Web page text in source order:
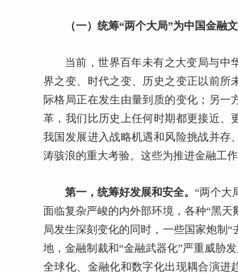
（一）统筹“两个大局”为中国金融
当前，世界百年未有之大变局与中
界之变、时代之变、历史之变正以前所
际格局正在发生由量到质的变化；另
革，我们比历史上任何时期都更接近、
我国发展进入战略机遇和风险挑战并存
涛骇浪的重大考验。这些为推进金融工
第一，统筹好发展和安全。 “两个大
面临复杂严峻的内外部环境，各种“黑
局发生深刻变化的同时，一些国家炮制
地，金融制裁和“金融武器化”严重威胁
全球化、金融化和数字化出现耦合演进